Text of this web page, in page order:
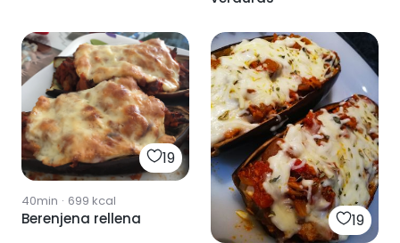
19
40min · 699 kcal
Berenjena rellena 19